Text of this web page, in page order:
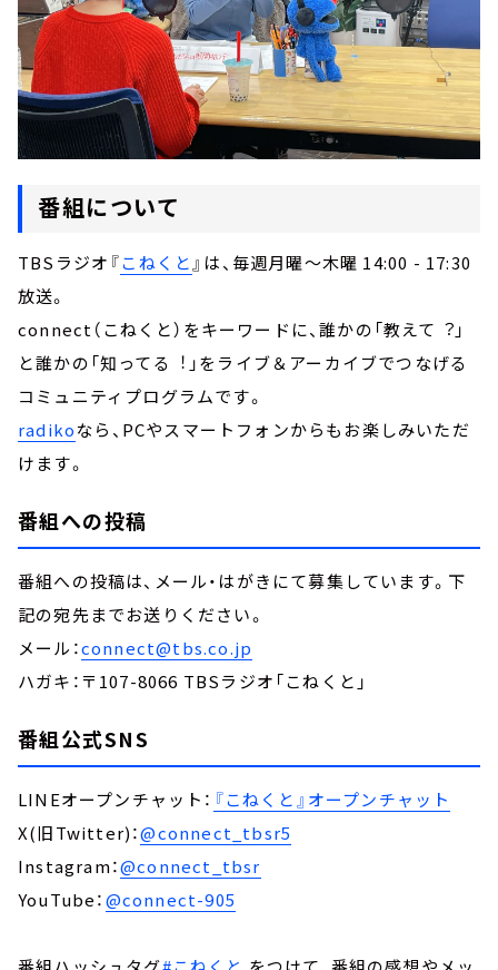
番組について
TBSラジオ『こねくと 』は、毎週月曜～木曜 14:00 - 17:30
放送。
connect（こねくと）をキーワードに、誰かの「教えて︖」
と誰かの「知ってる︕」をライブ＆アーカイブでつなげる
コミュニティプログラムです。
radikoなら、PCやスマートフォンからもお楽しみいただ
けます。
番組への投稿
番組への投稿は、メール・はがきにて募集しています。下
記の宛先までお送りください。
メール：connect@tbs.co.jp
ハガキ：〒107-8066 TBSラジオ「こねくと」
番組公式SNS
LINEオープンチャット： 『こねくと』オープンチャット
X(旧Twitter)：@connect_tbsr5
Instagram：@connect_tbsr
YouTube：@connect-905